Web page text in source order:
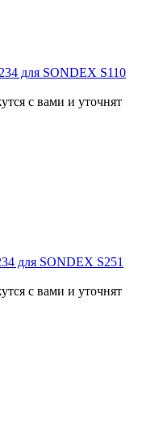
для SONDEX S110
с вами и уточнят
для SONDEX S251
с вами и уточнят